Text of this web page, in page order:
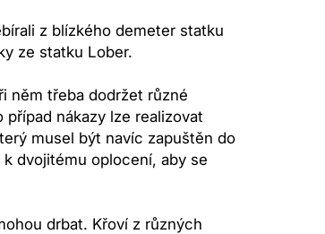
z blízkého demeter statku
ze statku Lober.
něm třeba dodržet různé
nákazy lze realizovat
musel být navíc zapuštěn do
dvojitému oplocení, aby se
drbat. Křoví z různých